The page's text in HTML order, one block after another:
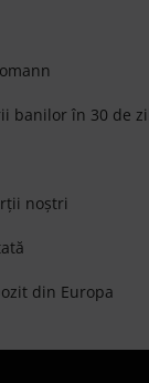
banilor în 30 de
noștri
din Europa